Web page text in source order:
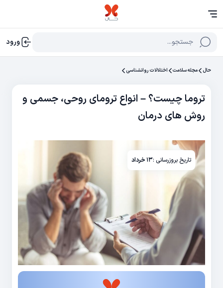
جستجو... ورود
حال مجله سلامت اختلالات روانشناسی
تروما چیست؟ – انواع ترومای روحی، جسمی و
روش های درمان
تاریخ بروزرسانی :۱۳ خرداد